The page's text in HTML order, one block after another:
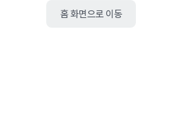
홈 화면으로 이동